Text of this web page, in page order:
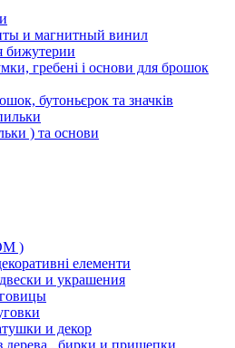
и магнитный винил
бижутерии
гребені і основи для брошок
бутоньєрок та значків
) та основи
)
елементи
и украшения
и декор
дерева , бирки и прищепки